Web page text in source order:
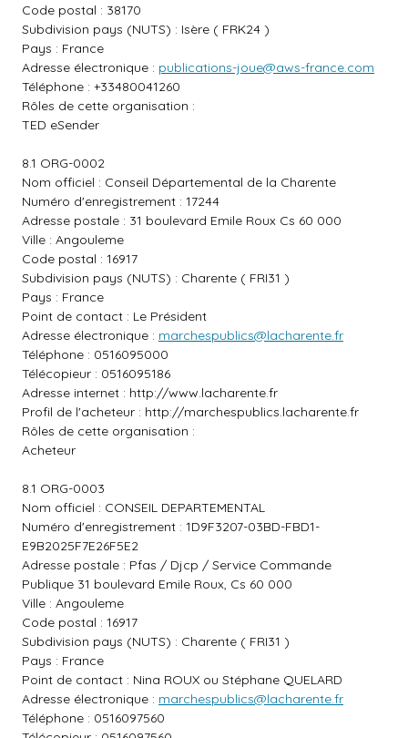
Code postal : 38170
Subdivision pays (NUTS) : Isère ( FRK24 )
Pays : France
Adresse électronique : publications-joue@aws-france.com
Téléphone : +33480041260
Rôles de cette organisation :
TED eSender
8.1 ORG-0002
Nom officiel : Conseil Départemental de la Charente
Numéro d'enregistrement : 17244
Adresse postale : 31 boulevard Emile Roux Cs 60 000
Ville : Angouleme
Code postal : 16917
Subdivision pays (NUTS) : Charente ( FRI31 )
Pays : France
Point de contact : Le Président
Adresse électronique : marchespublics@lacharente.fr
Téléphone : 0516095000
Télécopieur : 0516095186
Adresse internet : http://www.lacharente.fr
Profil de l'acheteur : http://marchespublics.lacharente.fr
Rôles de cette organisation :
Acheteur
8.1 ORG-0003
Nom officiel : CONSEIL DEPARTEMENTAL
Numéro d'enregistrement : 1D9F3207-03BD-FBD1-
E9B2025F7E26F5E2
Adresse postale : Pfas / Djcp / Service Commande
Publique 31 boulevard Emile Roux, Cs 60 000
Ville : Angouleme
Code postal : 16917
Subdivision pays (NUTS) : Charente ( FRI31 )
Pays : France
Point de contact : Nina ROUX ou Stéphane QUELARD
Adresse électronique : marchespublics@lacharente.fr
Téléphone : 0516097560